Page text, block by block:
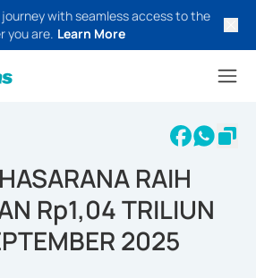
with seamless access to the
you are. Learn More
RAIH
Rp1,04 TRILIUN
2025